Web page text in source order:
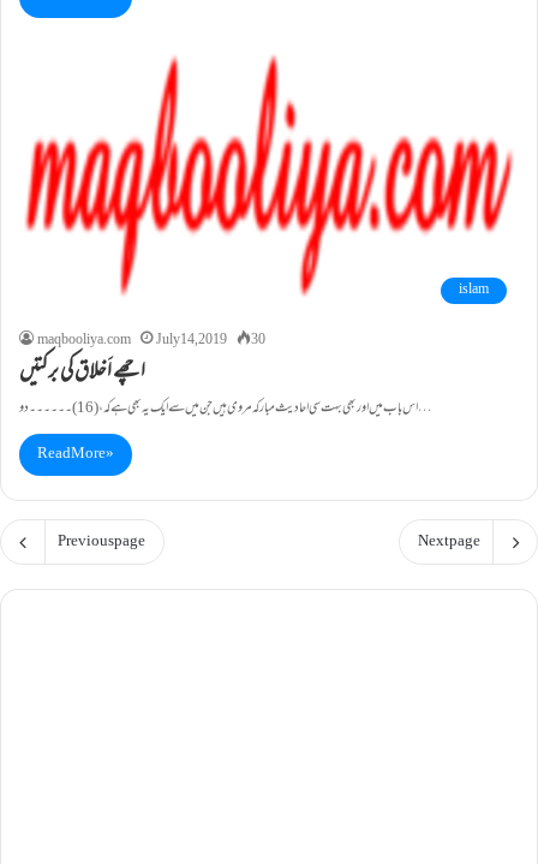
islam
maqbooliya.com
July 14, 2019 30
اچھے اَخلاق کی برکتیں
اس باب میں اور بھی بہت سی احادیث مبارکہ مروی ہیں جن میں سے ایک یہ بھی ہے کہ، (16)۔۔۔۔۔۔دو…
Read More »
Previous page Next page